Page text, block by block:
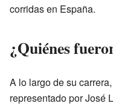
corridas en España.
¿Quiénes
A lo largo de su
representado por José